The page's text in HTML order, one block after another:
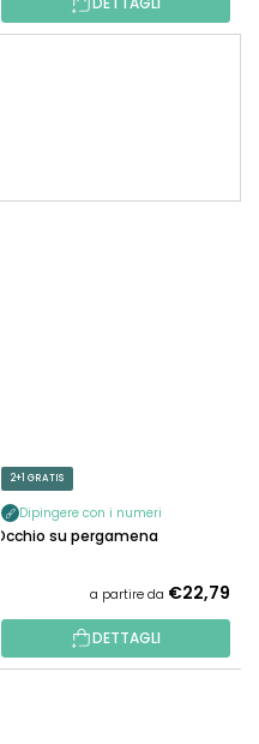
2+1 GRATIS
Dipingere con i numeri
Occhio su pergamena
a partire da €22,79
DETTAGLI